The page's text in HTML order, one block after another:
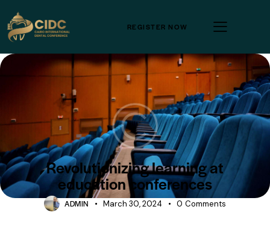
REGISTER NOW
CONFERENCE
Revolutionizing learning at
education conferences
ADMIN March 30, 2024 0 Comments